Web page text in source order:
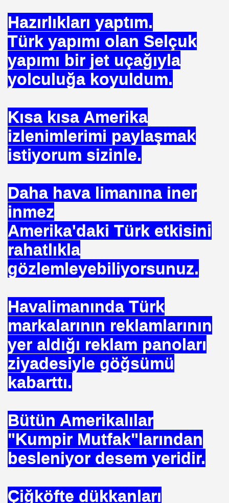
Hazırlıkları yaptım.
Türk yapımı olan Selçuk
yapımı bir jet uçağıyla
yolculuğa koyuldum.
Kısa kısa Amerika
izlenimlerimi paylaşmak
istiyorum sizinle.
Daha hava limanına iner
inmez
Amerika'daki Türk etkisini
rahatlıkla
gözlemleyebiliyorsunuz.
Havalimanında Türk
markalarının reklamlarının
yer aldığı reklam panoları
ziyadesiyle göğsümü
kabarttı.
Bütün Amerikalılar
"Kumpir Mutfak"larından
besleniyor desem yeridir.
Çiğköfte dükkanları
REZERV SİSTEMİ-Prof.M.GÜNDOĞAN.
Birliği
FRANSA
SEN
.Dr.Hamdi KALYONCU
LÜTFÜ OFLAZ
21NCİ YY.Cuma da Halife adına Hutbe Okunan Ülkeler